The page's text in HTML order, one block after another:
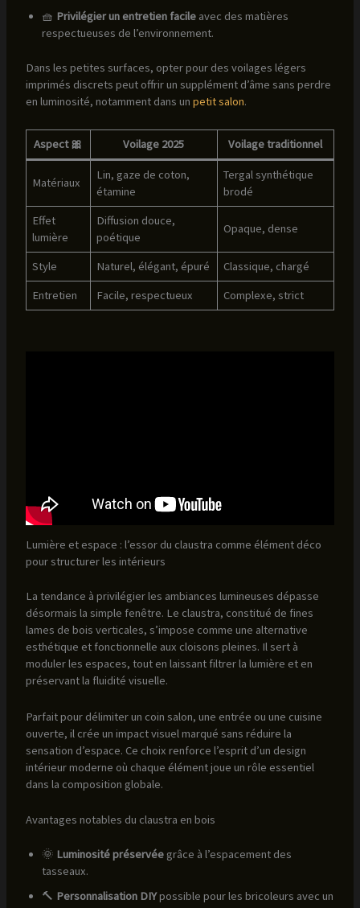
🧺 Privilégier un entretien facileavec des matières
respectueuses de l’environnement.
Dans les petites surfaces, opter pour des voilages légers
imprimés discrets peut offrir un supplément d’âme sans perdre
en luminosité, notamment dans un petit salon.
Aspect 🎀 Voilage 2025 Voilage traditionnel
Matériaux
Lin, gaze de coton,
étamine
Tergal synthétique
brodé
Effet
lumière
Diffusion douce,
poétique
Opaque, dense
Style Naturel, élégant, épuré
Classique, chargé
Entretien
Facile, respectueux Complexe, strict
Lumière et espace : l’essor du claustra comme élément déco
pour structurer les intérieurs
La tendance à privilégier les ambiances lumineuses dépasse
désormais la simple fenêtre. Le claustra, constitué de fines
lames de bois verticales, s’impose comme une alternative
esthétique et fonctionnelle aux cloisons pleines. Il sert à
moduler les espaces, tout en laissant filtrer la lumière et en
préservant la fluidité visuelle.
Parfait pour délimiter un coin salon, une entrée ou une cuisine
ouverte, il crée un impact visuel marqué sans réduire la
sensation d’espace. Ce choix renforce l’esprit d’un design
intérieur moderne où chaque élément joue un rôle essentiel
dans la composition globale.
Avantages notables du claustra en bois
🌞 Luminosité préservéegrâce à l’espacement des
tasseaux.
🔨 Personnalisation DIYpossible pour les bricoleurs avec un